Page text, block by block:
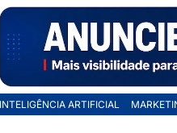
INTELIGÊNCIA ARTIFICIAL